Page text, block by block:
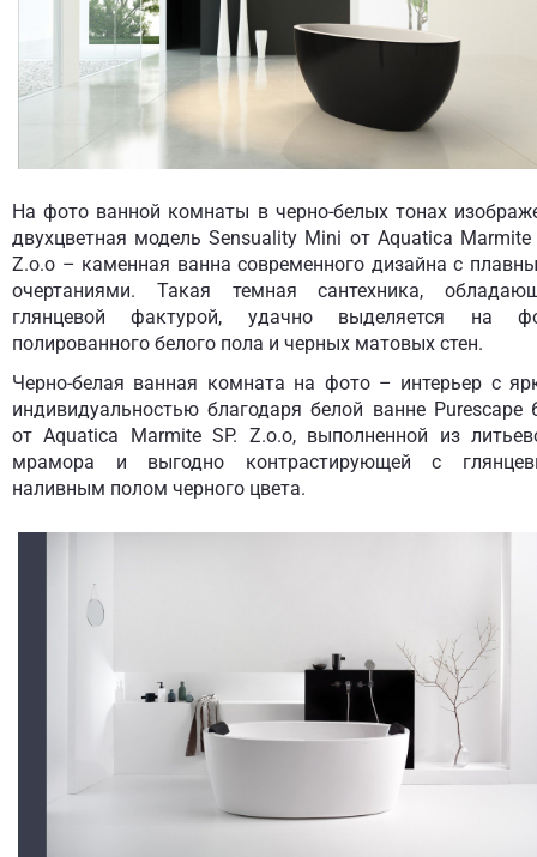
На фото ванной комнаты в черно-белых тонах
двухцветная модель Sensuality Mini от Aquatica Marmite
Z.o.o – каменная ванна современного дизайна с
очертаниями. Такая темная сантехника,
глянцевой фактурой, удачно выделяется на
полированного белого пола и черных матовых стен.
Черно-белая ванная комната на фото – интерьер с
индивидуальностью благодаря белой ванне Purescape
от Aquatica Marmite SP. Z.o.o, выполненной из
мрамора и выгодно контрастирующей с
наливным полом черного цвета.